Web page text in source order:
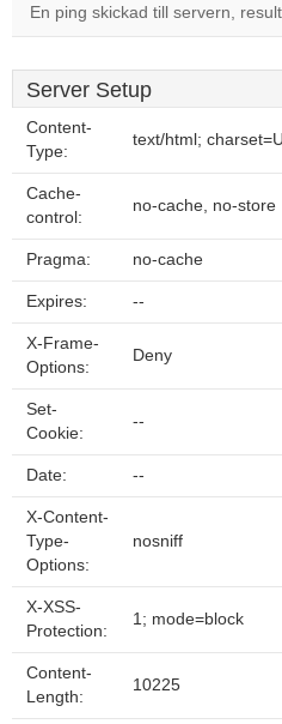
En ping skickad till servern,
Server Setup
Content-
Type:
text/html;
Cache-
control:
no-cache, no-store
Pragma: no-cache
Expires: --
X-Frame-
Options:
Deny
Set-
Cookie:
--
Date: --
X-Content-
Type-
Options:
nosniff
X-XSS-
Protection:
1; mode=block
Content-
Length:
10225